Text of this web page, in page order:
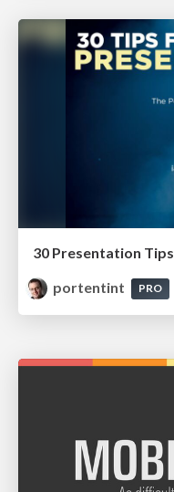
30 Presentation Tips
portentint
PRO